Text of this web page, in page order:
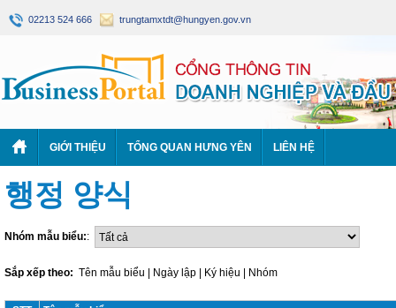
02213 524 666 trungtamxtdt@hungyen.gov.vn
GIỚI THIỆU TỔNG QUAN HƯNG YÊN LIÊN HỆ
행정 양식
Nhóm mẫu biểu::
Sắp xếp theo: Tên mẫu biểu Ngày lập Ký hiệu Nhóm